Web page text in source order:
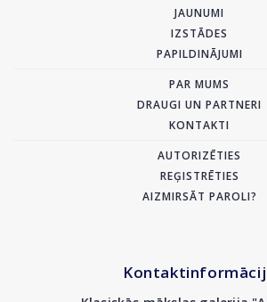
JAUNUMI
IZSTĀDES
PAPILDINĀJUMI
PAR MUMS
DRAUGI UN PARTNERI
KONTAKTI
AUTORIZĒTIES
REĢISTRĒTIES
AIZMIRSĀT PAROLI?